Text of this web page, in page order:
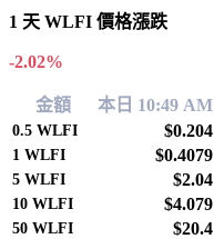
1 天 WLFI 價格漲跌
-2.02%
金額 本日 10:49 AM
0.5 WLFI $0.204
1 WLFI $0.4079
5 WLFI $2.04
10 WLFI $4.079
50 WLFI $20.4